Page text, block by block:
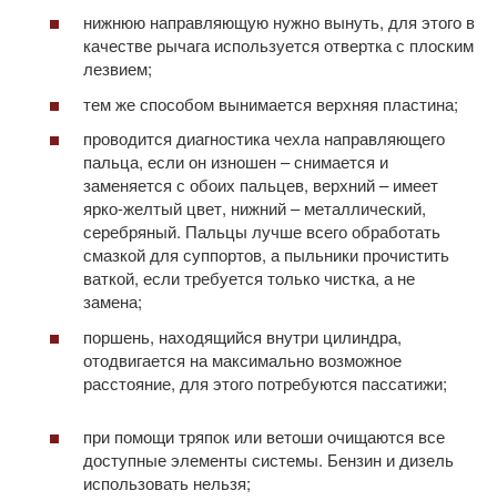
нижнюю направляющую нужно вынуть, для этого в
качестве рычага используется отвертка с плоским
лезвием;
тем же способом вынимается верхняя пластина;
проводится диагностика чехла направляющего
пальца, если он изношен – снимается и
заменяется с обоих пальцев, верхний – имеет
ярко-желтый цвет, нижний – металлический,
серебряный. Пальцы лучше всего обработать
смазкой для суппортов, а пыльники прочистить
ваткой, если требуется только чистка, а не
замена;
поршень, находящийся внутри цилиндра,
отодвигается на максимально возможное
расстояние, для этого потребуются пассатижи;
при помощи тряпок или ветоши очищаются все
доступные элементы системы. Бензин и дизель
использовать нельзя;